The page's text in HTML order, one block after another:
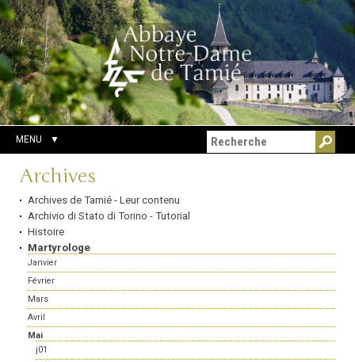
Aller
au
contenu.
|
Aller
à
la
navigation
Outils
personnels
Chercher par
Recherche
avancée…
MENU
Navigation
Archives
Archives de Tamié - Leur contenu
Archivio di Stato di Torino - Tutorial
Histoire
Martyrologe
Janvier
Février
Mars
Avril
Mai
j01